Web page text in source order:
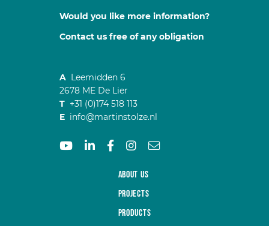
Would you like more information?
Contact us free of any obligation
A Leemidden 6
2678 ME De Lier
T +31 (0)174 518 113
E info@martinstolze.nl
About us
Projects
Products